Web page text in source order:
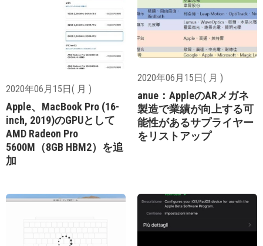
2020年06月15日( 月 )
Apple、MacBook Pro (16-
inch, 2019)のGPUとして
AMD Radeon Pro
5600M（8GB HBM2）を追
加
2020年06月15日( 月 )
anue：AppleのARメガネ
製造で業績が向上する可
能性があるサプライヤー
をリストアップ